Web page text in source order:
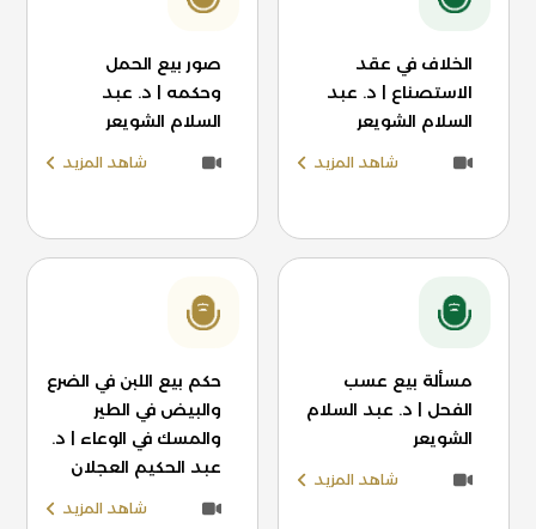
الخلاف في عقد
الاستصناع | د. عبد
السلام الشويعر
شاهد المزيد
صور بيع الحمل
وحكمه | د. عبد
السلام الشويعر
شاهد المزيد
مسألة بيع عسب
الفحل | د. عبد السلام
الشويعر
شاهد المزيد
حكم بيع اللبن في الضرع
والبيض في الطير
والمسك في الوعاء | د.
عبد الحكيم العجلان
شاهد المزيد